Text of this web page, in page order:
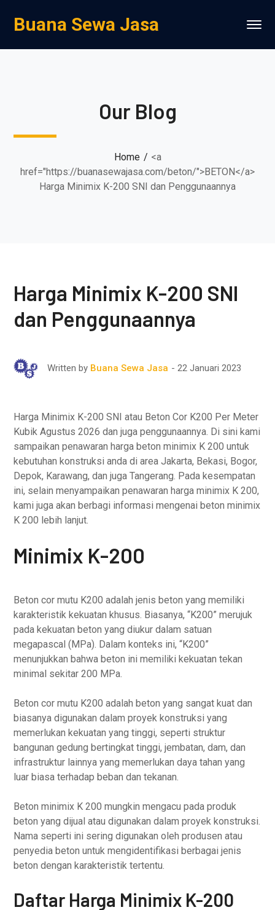
Buana Sewa Jasa
Our Blog
Home
<a
href="https://buanasewajasa.com/beton/">BETON</a>
Harga Minimix K-200 SNI dan Penggunaannya
Harga Minimix K-200 SNI
dan Penggunaannya
Written by Buana Sewa Jasa 22 Januari 2023
Harga Minimix K-200 SNI atau Beton Cor K200 Per Meter
Kubik Agustus 2026 dan juga penggunaannya. Di sini kami
sampaikan penawaran harga beton minimix K 200 untuk
kebutuhan konstruksi anda di area Jakarta, Bekasi, Bogor,
Depok, Karawang, dan juga Tangerang. Pada kesempatan
ini, selain menyampaikan penawaran harga minimix K 200,
kami juga akan berbagi informasi mengenai beton minimix
K 200 lebih lanjut.
Minimix K-200
Beton cor mutu K200 adalah jenis beton yang memiliki
karakteristik kekuatan khusus. Biasanya, “K200” merujuk
pada kekuatan beton yang diukur dalam satuan
megapascal (MPa). Dalam konteks ini, “K200”
menunjukkan bahwa beton ini memiliki kekuatan tekan
minimal sekitar 200 MPa.
Beton cor mutu K200 adalah beton yang sangat kuat dan
biasanya digunakan dalam proyek konstruksi yang
memerlukan kekuatan yang tinggi, seperti struktur
bangunan gedung bertingkat tinggi, jembatan, dam, dan
infrastruktur lainnya yang memerlukan daya tahan yang
luar biasa terhadap beban dan tekanan.
Beton minimix K 200 mungkin mengacu pada produk
beton yang dijual atau digunakan dalam proyek konstruksi.
Nama seperti ini sering digunakan oleh produsen atau
penyedia beton untuk mengidentifikasi berbagai jenis
beton dengan karakteristik tertentu.
Daftar Harga Minimix K-200